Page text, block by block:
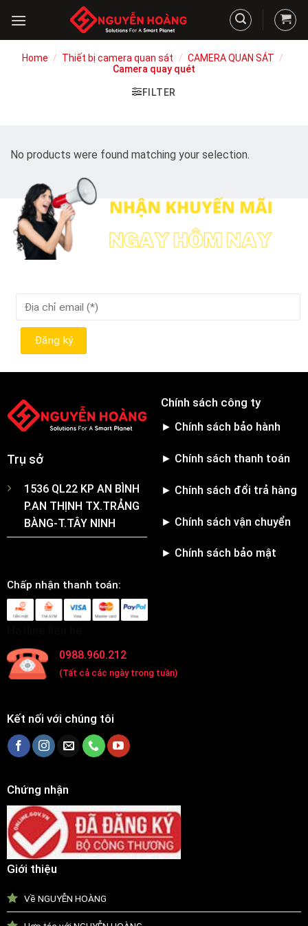
content
Home / Thiết bị camera quan sát / CAMERA QUAN SÁT /
Camera quay quét
FILTER
No products were found matching your selection.
Trụ sở
1536 QL22 KP AN BÌNH
P.AN THỊNH TX.TRẢNG
BÀNG-T.TÂY NINH
Chính sách công ty
► Chính sách bảo hành
► Chính sách thanh toán
► Chính sách đổi trả hàng
► Chính sách vận chuyển
► Chính sách bảo mật
Chấp nhận thanh toán:
0988.960.212
(Tất cả các ngày trong tuần)
Kết nối với chúng tôi
Chứng nhận
Giới thiệu
Về NGUYỄN HOÀNG